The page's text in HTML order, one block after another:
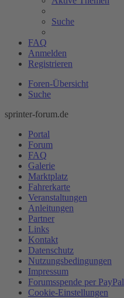
Suche
FAQ
Anmelden
Registrieren
Foren-Übersicht
Suche
sprinter-forum.de
Portal
Forum
FAQ
Galerie
Marktplatz
Fahrerkarte
Veranstaltungen
Anleitungen
Partner
Links
Kontakt
Datenschutz
Nutzungsbedingungen
Impressum
Forumsspende per PayPal
Cookie-Einstellungen